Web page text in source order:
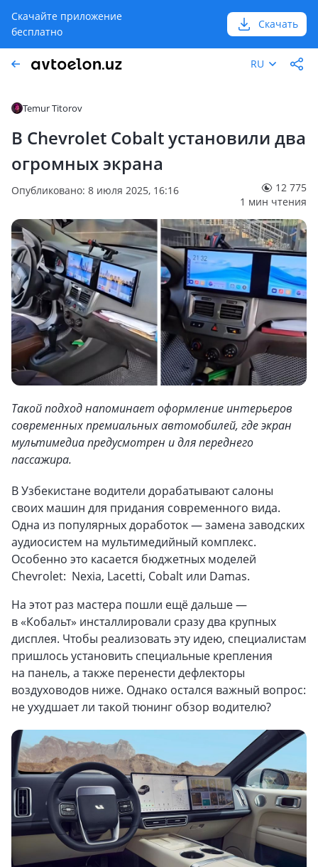
Скачайте приложение
бесплатно
Скачать
RU
Temur Titorov
В Chevrolet Cobalt установили два
огромных экрана
Опубликовано: 8 июля 2025, 16:16
12 775
1 мин чтения
Такой подход напоминает оформление интерьеров
современных премиальных автомобилей, где экран
мультимедиа предусмотрен и для переднего
пассажира.
В Узбекистане водители дорабатывают салоны
своих машин для придания современного вида.
Одна из популярных доработок — замена заводских
аудиосистем на мультимедийный комплекс.
Особенно это касается бюджетных моделей
Chevrolet: Nexia, Lacetti, Cobalt или Damas.
На этот раз мастера пошли ещё дальше —
в «Кобальт» инсталлировали сразу два крупных
дисплея. Чтобы реализовать эту идею, специалистам
пришлось установить специальные крепления
на панель, а также перенести дефлекторы
воздуховодов ниже. Однако остался важный вопрос:
не ухудшает ли такой тюнинг обзор водителю?